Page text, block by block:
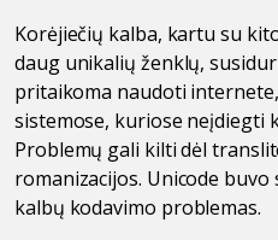
Korėjiečių kalba, kartu su
daug unikalių ženklų,
pritaikoma naudoti
sistemose, kuriose neįdiegti
Problemų gali kilti dėl
romanizacijos. Unicode
kalbų kodavimo problemas.